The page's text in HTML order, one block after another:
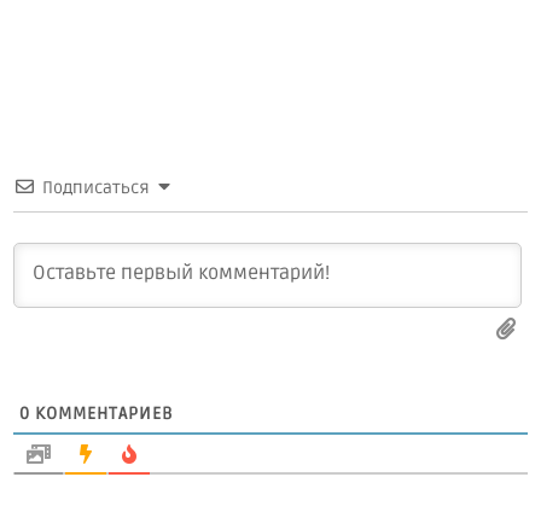
Подписаться
0 КОММЕНТАРИЕВ